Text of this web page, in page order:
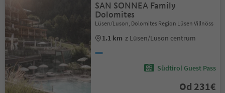
SAN SONNEA Family
Dolomites
Lüsen/Luson, Dolomites Region Lüsen Villnöss
1.1 km z Lüsen/Luson centrum
Südtirol Guest Pass
Od 231€